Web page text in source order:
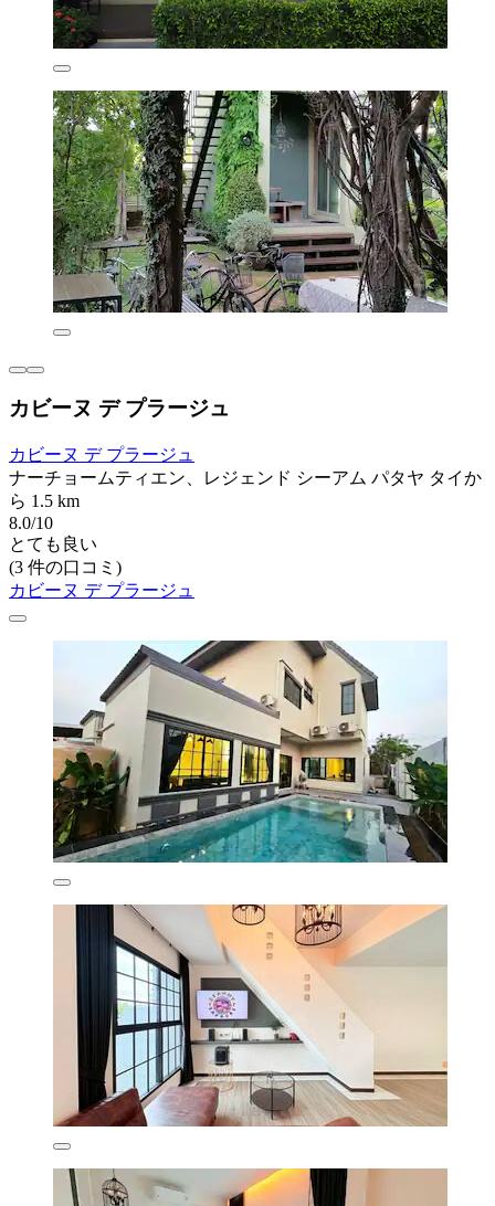
カビーヌ デ プラージュ
カビーヌ デ プラージュ
ナーチョームティエン、レジェンド シーアム パタヤ タイか
ら 1.5 km
8.0/10
とても良い
(3 件の口コミ)
カビーヌ デ プラージュ